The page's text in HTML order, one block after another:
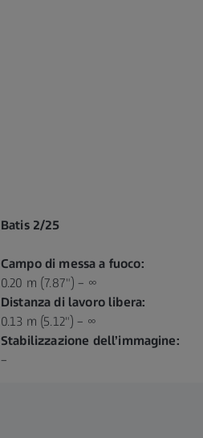
Batis 2/25
Campo di messa a fuoco:
0.20 m (7.87") – ∞
Distanza di lavoro libera:
0.13 m (5.12") – ∞
Stabilizzazione dell’immagine:
–